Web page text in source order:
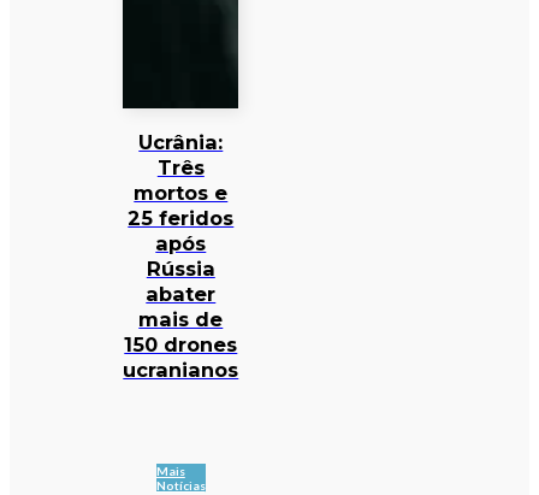
Ucrânia:
Três
mortos e
25 feridos
após
Rússia
abater
mais de
150 drones
ucranianos
Mais
Notícias